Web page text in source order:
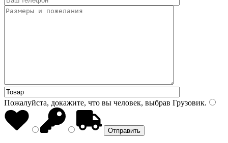
Пожалуйста, докажите, что вы человек, выбрав Грузовик.